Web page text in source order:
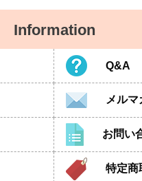
Information
Q&A
メル
お問い
特定商